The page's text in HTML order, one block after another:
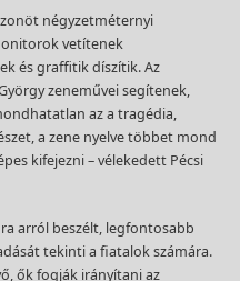
négyzetméternyi
vetítenek
és graffitik díszítik. Az
zeneművei segítenek,
az a tragédia,
a zene nyelve többet mond
kifejezni – vélekedett Pécsi
arról beszélt, legfontosabb
tekinti a fiatalok számára.
ők fogják irányítani az